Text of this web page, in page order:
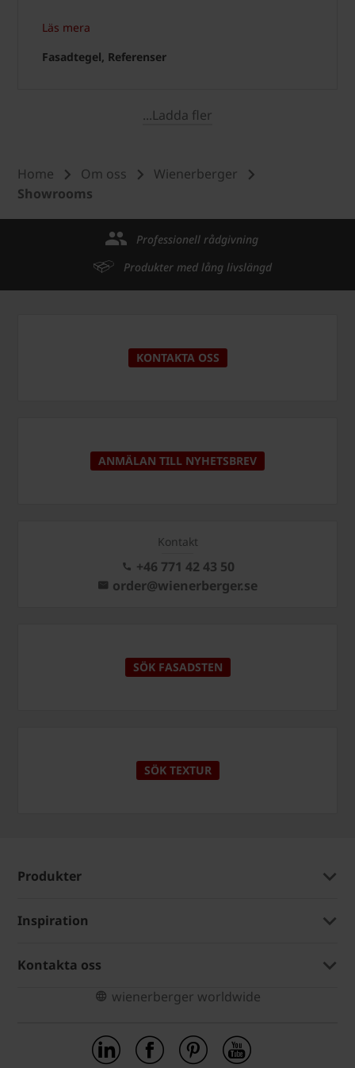
Läs mera
Fasadtegel, Referenser
...Ladda fler
Home Om oss
Wienerberger
Showrooms
Professionell rådgivning
Produkter med lång livslängd
KONTAKTA OSS
ANMÄLAN TILL NYHETSBREV
Kontakt
+46 771 42 43 50
order@wienerberger.se
SÖK FASADSTEN
SÖK TEXTUR
Produkter
Inspiration
Kontakta oss
wienerberger worldwide